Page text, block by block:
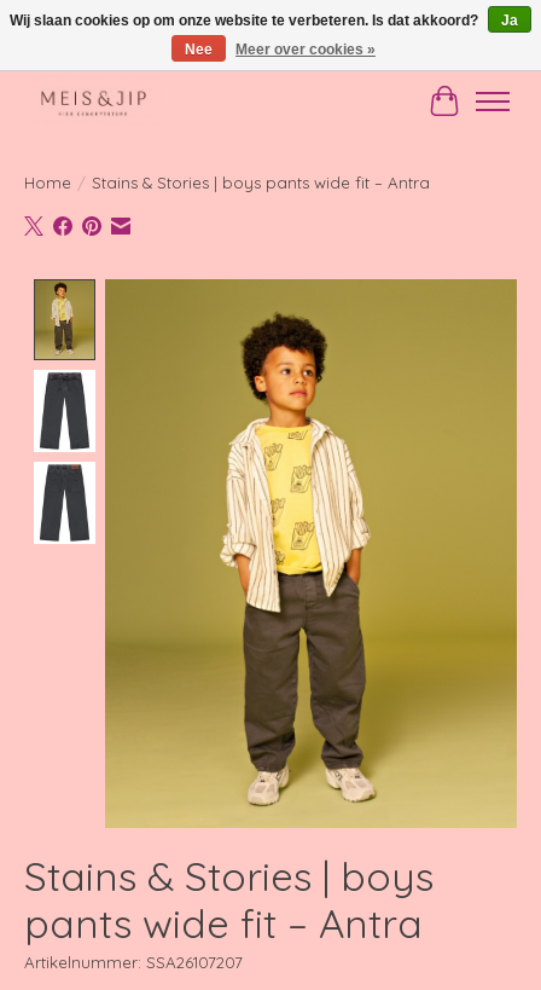
Gratis verzending in NL vanaf €150
Home / Stains & Stories | boys pants wide fit – Antra
Stains & Stories | boys
pants wide fit – Antra
Artikelnummer: SSA26107207
Wij slaan cookies op om onze website te verbeteren. Is dat akkoord?
Ja
Nee
Meer over cookies »